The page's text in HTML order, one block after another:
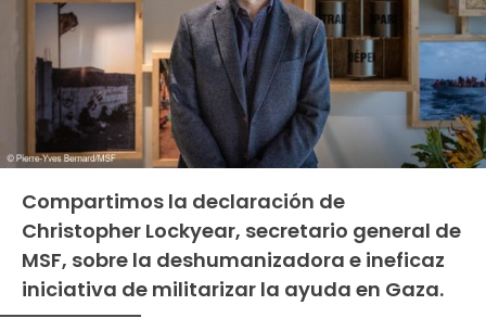
Compartimos la declaración de
Christopher Lockyear, secretario general de
MSF, sobre la deshumanizadora e ineficaz
iniciativa de militarizar la ayuda en Gaza.